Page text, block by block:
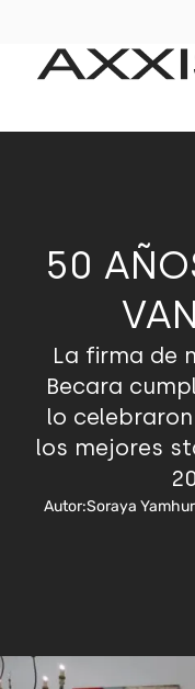
50
La firma de
Becara
lo
los mejores
Autor:Soraya